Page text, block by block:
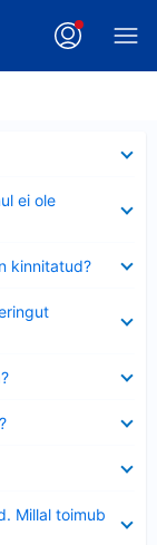
ei ole
kinnitatud?
Millal toimub